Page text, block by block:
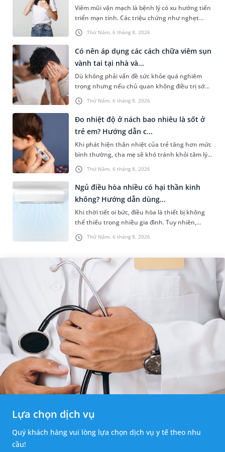
Thứ Năm, 6 tháng 8, 2026
Viêm mũi vận mạch là bệnh lý có xu hướng tiến
triển mạn tính. Các triệu chứng như nghẹt
mũi, chảy nước mũi thường xuyên khiến người
bệnh khó chịu. Tuy nhiên,...
Thứ Năm, 6 tháng 8, 2026
Có nên áp dụng các cách chữa viêm sụn
vành tai tại nhà và...
Dù không phải vấn đề sức khỏe quá nghiêm
trọng nhưng nếu chủ quan không điều trị sớm,
người bệnh có thể phải đối mặt với một số biến
chứng. Nếu chưa xuất hiệ...
Thứ Năm, 6 tháng 8, 2026
Đo nhiệt độ ở nách bao nhiêu là sốt ở
trẻ em? Hướng dẫn c...
Khi phát hiện thân nhiệt của trẻ tăng hơn mức
bình thường, cha mẹ sẽ khó tránh khỏi tâm lý
lo lắng. Tuy nhiên, không phải ai cũng biết đo
nhiệt độ ở nách bao...
Thứ Năm, 6 tháng 8, 2026
Ngủ điều hòa nhiều có hại thần kinh
không? Hướng dẫn dùng...
Khi thời tiết oi bức, điều hòa là thiết bị không
thể thiếu trong nhiều gia đình. Tuy nhiên,
nhiều người lo ngại rằng việc ngủ trong phòng
điều hòa mỗi đêm có...
Lựa chọn dịch vụ
Quý khách hàng vui lòng lựa chọn dịch vụ y tế theo nhu
cầu!